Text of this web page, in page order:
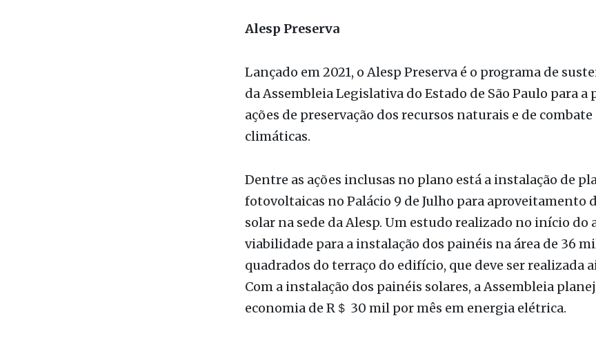
ações de preservação dos recursos naturais e de combate
Dentre as ações inclusas no plano está a instalação de
fotovoltaicas no Palácio 9 de Julho para aproveitamento
solar na sede da Alesp. Um estudo realizado no início do
quadrados do terraço do edifício, que deve ser realizada
Com a instalação dos painéis solares, a Assembleia
economia de R＄ 30 mil por mês em energia elétrica.
Assembleia Legislativa Energia Solar ICMS